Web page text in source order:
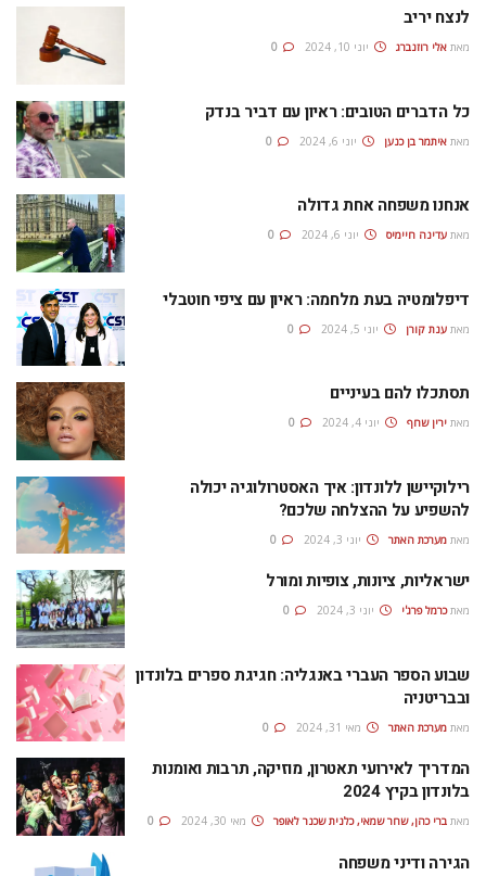
לנצח יריב
מאת אלי רוזנברג יוני 10, 2024
כל הדברים הטובים: ראיון עם דביר בנדק
מאת איתמר בן כנען יוני 6, 2024
אנחנו משפחה אחת גדולה
מאת עדינה חיימיס יוני 6, 2024
דיפלומטיה בעת מלחמה: ראיון עם ציפי חוטבלי
מאת ענת קורן יוני 5, 2024
תסתכלו להם בעיניים
מאת ירין שחף יוני 4, 2024
רילוקיישן ללונדון: איך האסטרולוגיה יכולה
להשפיע על ההצלחה שלכם?
מאת מערכת האתר יוני 3, 2024
ישראליות, ציונות, צופיות ומורל
מאת כרמל פרג'י יוני 3, 2024
שבוע הספר העברי באנגליה: חגיגת ספרים בלונדון
ובבריטניה
מאת מערכת האתר מאי 31, 2024
המדריך לאירועי תאטרון, מוזיקה, תרבות ואומנות
בלונדון בקיץ 2024
מאת ברי כהן, שחר שמאי, כלנית שכנר לאופר מאי 30, 2024
הגירה ודיני משפחה